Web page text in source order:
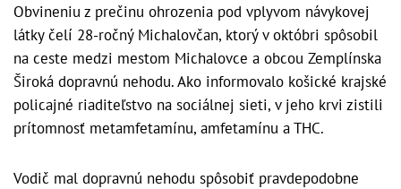
Obvineniu z prečinu ohrozenia pod vplyvom návykovej
látky čelí 28-ročný Michalovčan, ktorý v októbri spôsobil
na ceste medzi mestom Michalovce a obcou Zemplínska
Široká dopravnú nehodu. Ako informovalo košické krajské
policajné riaditeľstvo na sociálnej sieti, v jeho krvi zistili
prítomnosť metamfetamínu, amfetamínu a THC.
Vodič mal dopravnú nehodu spôsobiť pravdepodobne